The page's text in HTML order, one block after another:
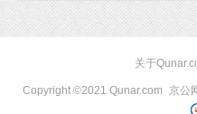
关于
Copyright ©2021 Qunar.com 京公